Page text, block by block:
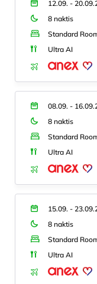
12.09. -
8 naktis
Standard
Ultra AI
08.09. -
8 naktis
Standard
Ultra AI
15.09. -
8 naktis
Standard
Ultra AI